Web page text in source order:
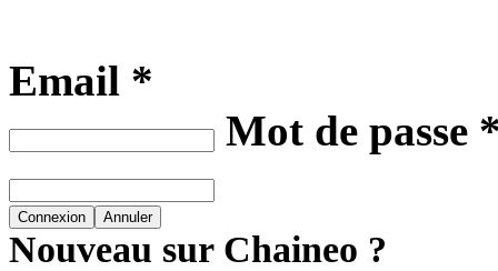
Email *
Mot de passe
Nouveau sur Chaineo ?